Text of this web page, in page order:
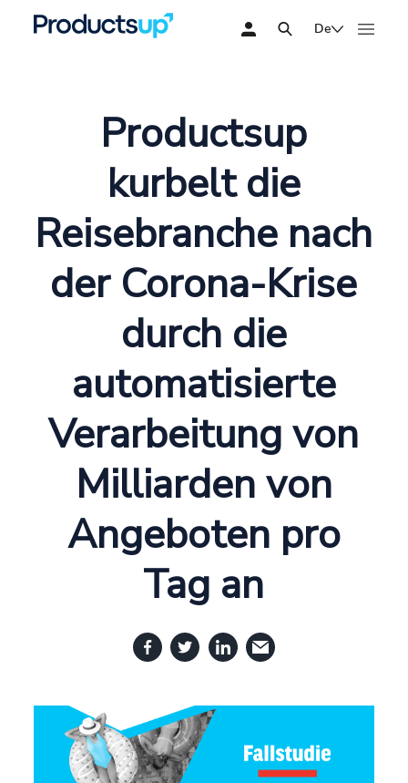
De
Productsup
kurbelt die
Reisebranche nach
der Corona-Krise
durch die
automatisierte
Verarbeitung von
Milliarden von
Angeboten pro
Tag an